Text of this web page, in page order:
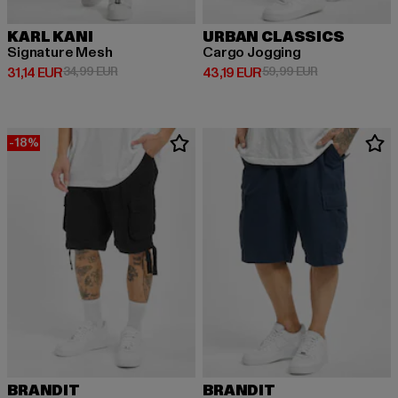
KARL KANI
Signature Mesh
31,14 EUR
Derzeitiger Preis: 31,14 EUR
34,99 EURAktionspreis: 34,99 EUR
URBAN CLASSICS
Cargo Jogging
43,19 EUR
Derzeitiger Preis: 43,19 EUR
59,99 EURAktionspreis:
-18%
BRANDIT BRANDIT